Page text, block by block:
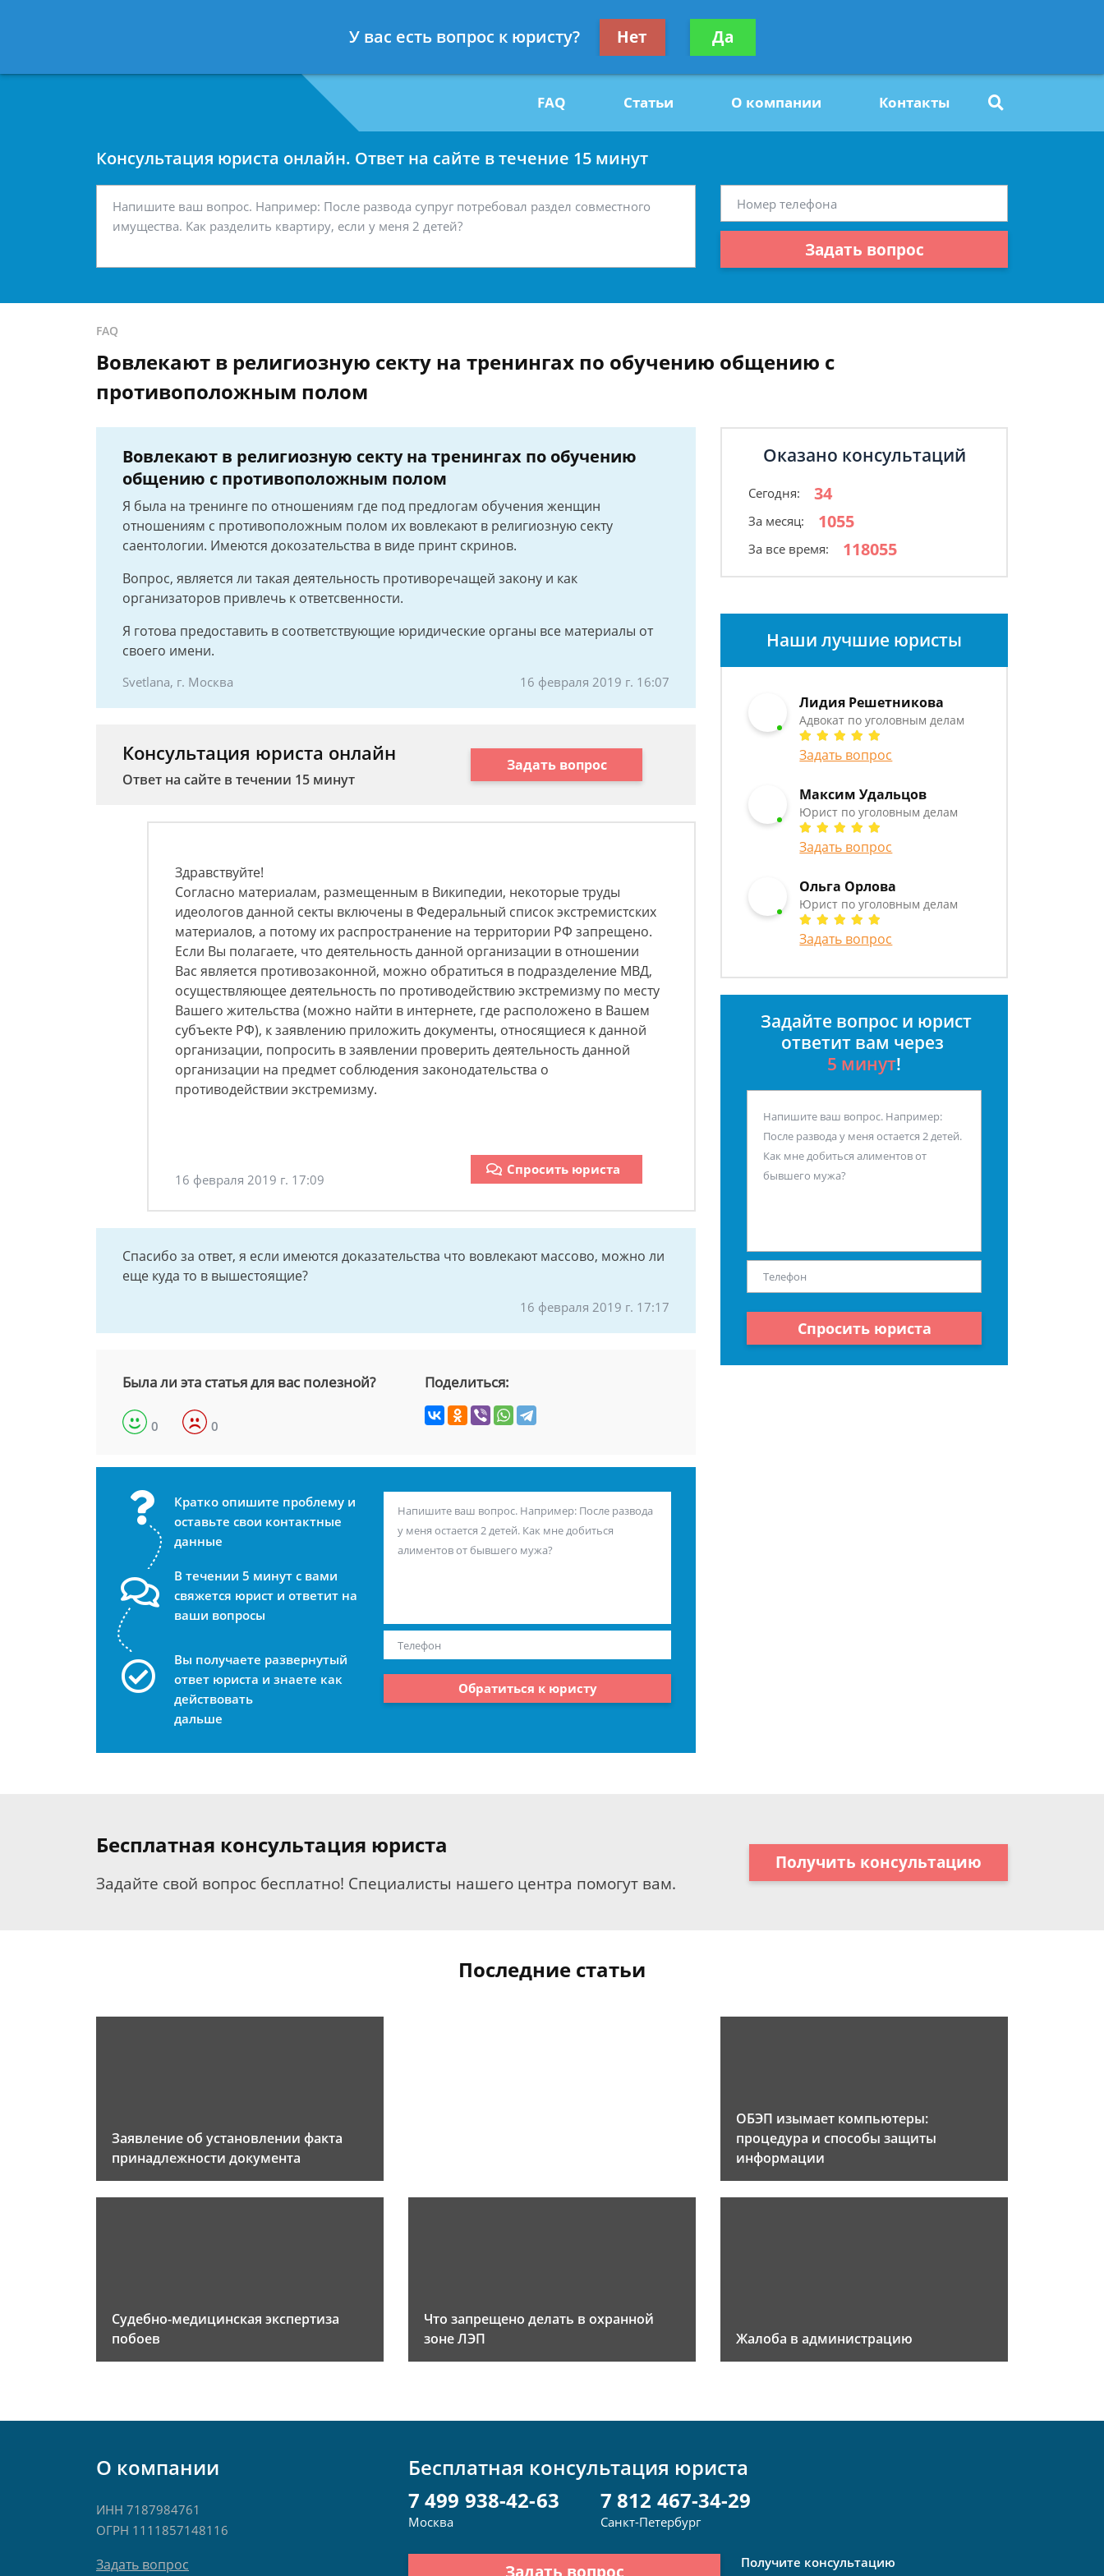
7 812 467-34-29
Получите консультацию
бесплатно
FAQ Статьи О компании Контакты
Консультация юриста онлайн. Ответ на сайте в течение 15 минут
Задать вопрос
FAQ
Вовлекают в религиозную секту на тренингах по обучению общению с
противоположным полом
Вовлекают в религиозную секту на тренингах по обучению
общению с противоположным полом
Я была на тренинге по отношениям где под предлогам обучения женщин
отношениям с противоположным полом их вовлекают в религиозную секту
саентологии. Имеются докозательства в виде принт скринов.
Вопрос, является ли такая деятельность противоречащей закону и как
организаторов привлечь к ответсвенности.
Я готова предоставить в соответствующие юридические органы все материалы от
своего имени.
Svetlana, г. Москва 16 февраля 2019 г. 16:07
Консультация юриста онлайн
Ответ на сайте в течении 15 минут
Задать вопрос
Здравствуйте!
Согласно материалам, размещенным в Википедии, некоторые труды
идеологов данной секты включены в Федеральный список экстремистских
материалов, а потому их распространение на территории РФ запрещено.
Если Вы полагаете, что деятельность данной организации в отношении
Вас является противозаконной, можно обратиться в подразделение МВД,
осуществляющее деятельность по противодействию экстремизму по месту
Вашего жительства (можно найти в интернете, где расположено в Вашем
субъекте РФ), к заявлению приложить документы, относящиеся к данной
организации, попросить в заявлении проверить деятельность данной
организации на предмет соблюдения законодательства о
противодействии экстремизму.
16 февраля 2019 г. 17:09
Спросить юриста
Спасибо за ответ, я если имеются доказательства что вовлекают массово, можно ли
еще куда то в вышестоящие?
16 февраля 2019 г. 17:17
Была ли эта статья для вас полезной?
0 0
Поделиться:
Кратко опишите проблему и
оставьте свои контактные
данные
В течении 5 минут с вами
свяжется юрист и ответит на
ваши вопросы
Вы получаете развернутый
ответ юриста и знаете как
действовать
дальше
Обратиться к юристу
Оказано консультаций
Сегодня: 34
За месяц: 1055
За все время: 118055
Наши лучшие юристы
Лидия Решетникова
Адвокат по уголовным делам
Задать вопрос
Максим Удальцов
Юрист по уголовным делам
Задать вопрос
Ольга Орлова
Юрист по уголовным делам
Задать вопрос
Задайте вопрос и юрист
ответит вам через
5 минут!
Спросить юриста
Бесплатная консультация юриста
Задайте свой вопрос бесплатно! Специалисты нашего центра помогут вам.
Получить консультацию
Последние статьи
Заявление об установлении факта
принадлежности документа
ОБЭП изымает компьютеры:
процедура и способы защиты
информации
Судебно-медицинская экспертиза
побоев
Что запрещено делать в охранной
зоне ЛЭП
Жалоба в администрацию
О компании
ИНН 7187984761
ОГРН 1111857148116
Задать вопрос
Бесплатная консультация юриста
7 499 938-42-63
Москва
7 812 467-34-29
Санкт-Петербург
Получите консультацию
У вас есть вопрос к юристу? Нет Да